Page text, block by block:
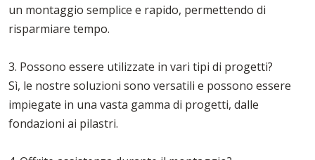
un montaggio semplice e rapido, permettendo di
risparmiare tempo.
3. Possono essere utilizzate in vari tipi di progetti?
Sì, le nostre soluzioni sono versatili e possono essere
impiegate in una vasta gamma di progetti, dalle
fondazioni ai pilastri.